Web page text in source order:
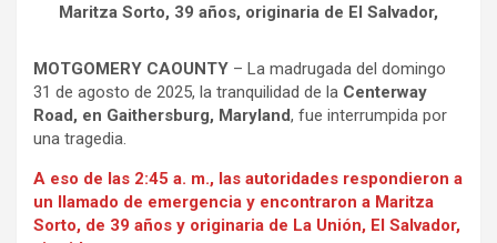
Maritza Sorto, 39 años, originaria de El Salvador,
MOTGOMERY CAOUNTY – La madrugada del domingo
31 de agosto de 2025, la tranquilidad de la Centerway
Road, en Gaithersburg, Maryland, fue interrumpida por
una tragedia.
A eso de las 2:45 a. m., las autoridades respondieron a
un llamado de emergencia y encontraron a Maritza
Sorto, de 39 años y originaria de La Unión, El Salvador,